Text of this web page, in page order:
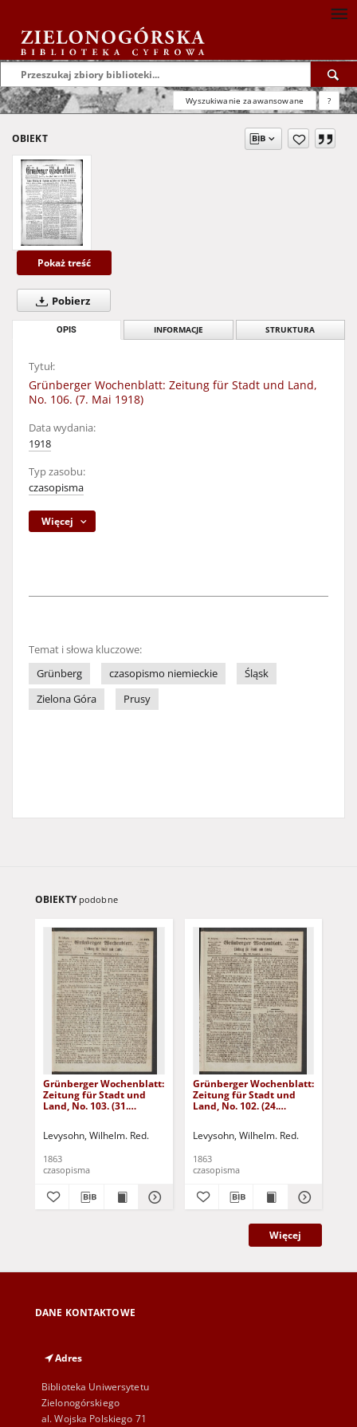
Wyszukiwanie zaawansowane ?
OBIEKT
Pokaż treść
Pobierz
OPIS INFORMACJE STRUKTURA
Tytuł:
Grünberger Wochenblatt: Zeitung für Stadt und Land,
No. 106. (7. Mai 1918)
Data wydania:
1918
Typ zasobu:
czasopisma
Więcej
Temat i słowa kluczowe:
Grünberg
czasopismo niemieckie
Śląsk
Zielona Góra
Prusy
OBIEKTY podobne
Grünberger Wochenblatt:
Zeitung für Stadt und
Land, No. 103. (31.
Levysohn, Wilhelm. Red.
1863
czasopisma
Grünberger Wochenblatt:
Zeitung für Stadt und
Land, No. 102. (24.
Levysohn, Wilhelm. Red.
1863
czasopisma
Więcej
DANE KONTAKTOWE
Adres
Biblioteka Uniwersytetu
Zielonogórskiego
al. Wojska Polskiego 71